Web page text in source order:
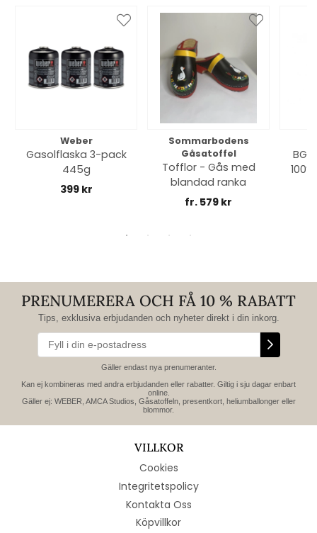
Weber
Gasolflaska 3-pack
445g
399 kr
Sommarbodens
Gåsatoffel
Tofflor - Gås med
blandad ranka
fr. 579 kr
PRENUMERERA OCH FÅ 10 % RABATT
Tips, exklusiva erbjudanden och nyheter direkt i din inkorg.
Gäller endast nya prenumeranter.
Kan ej kombineras med andra erbjudanden eller rabatter. Giltig i sju dagar enbart
online.
Gäller ej: WEBER, AMCA Studios, Gåsatoffeln, presentkort, heliumballonger eller
blommor.
VILLKOR
Cookies
Integritetspolicy
Kontakta Oss
Köpvillkor